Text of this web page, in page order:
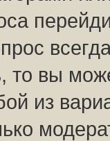
то вы
из